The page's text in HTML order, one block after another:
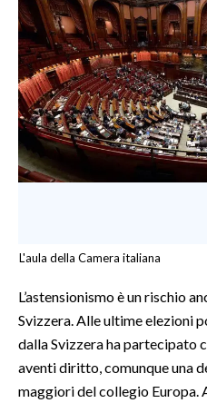
L'aula della Camera italiana
L’astensionismo è un rischio
Svizzera. Alle ultime elezioni
dalla Svizzera ha partecipato
aventi diritto, comunque una
maggiori del collegio Europa.